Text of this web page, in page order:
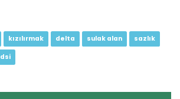
kızılırmak delta sulak alan sazlık
dsi